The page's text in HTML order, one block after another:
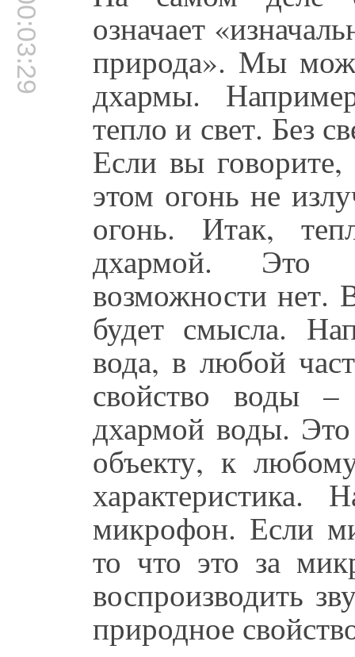
00:03:29 означает
природа». Мы
дхармы.
тепло и свет. Без
Если вы
этом огонь не
огонь. Итак,
дхармой. Это
возможности нет.
будет смысла.
вода, в любой
свойство воды –
дхармой воды.
объекту, к
микрофон. Если
то что это за
воспроизводить
природное